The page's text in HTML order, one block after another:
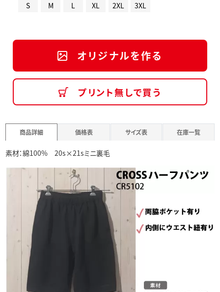
S M L XL 2XL 3XL
オリジナルを作る
プリント無しで買う
商品詳細 価格表 サイズ表 在庫一覧
素材：綿100% 20s×21sミニ裏毛